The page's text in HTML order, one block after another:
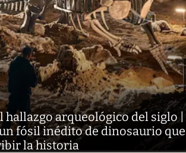
hallazgo arqueológico del siglo |
fósil inédito de dinosaurio que
la historia